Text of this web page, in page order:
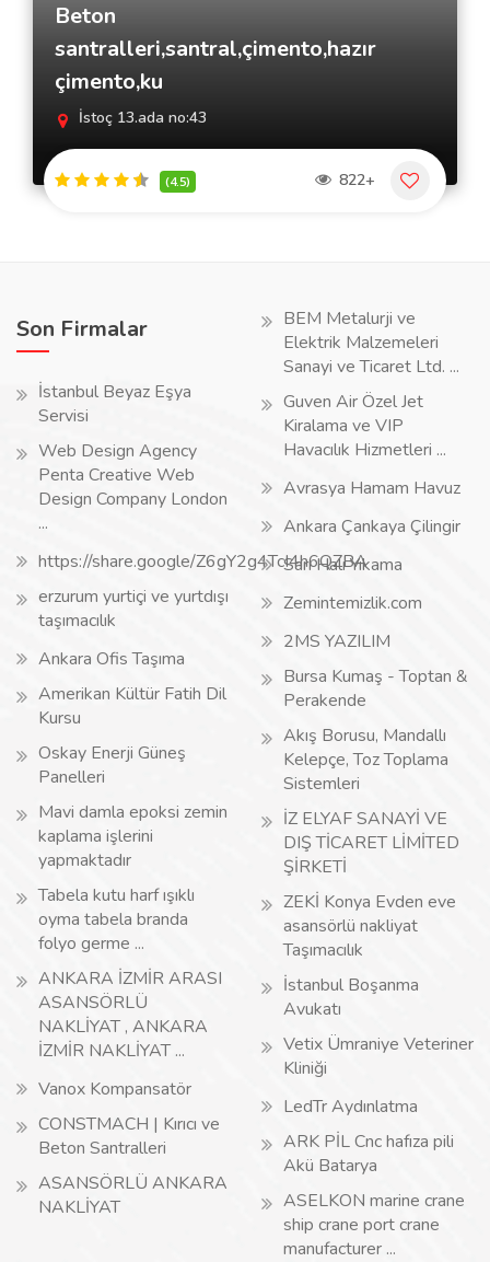
Beton
santralleri,santral,çimento,hazır
çimento,ku
İstoç 13.ada no:43
(4.5) 822+
Son Firmalar
İstanbul Beyaz Eşya
Servisi
Web Design Agency
Penta Creative Web
Design Company London
...
https://share.google/Z6gY2g4TcI4h6QZBA
erzurum yurtiçi ve yurtdışı
taşımacılık
Ankara Ofis Taşıma
Amerikan Kültür Fatih Dil
Kursu
Oskay Enerji Güneş
Panelleri
Mavi damla epoksi zemin
kaplama işlerini
yapmaktadır
Tabela kutu harf ışıklı
oyma tabela branda
folyo germe ...
ANKARA İZMİR ARASI
ASANSÖRLÜ
NAKLİYAT , ANKARA
İZMİR NAKLİYAT ...
Vanox Kompansatör
CONSTMACH | Kırıcı ve
Beton Santralleri
ASANSÖRLÜ ANKARA
NAKLİYAT
BEM Metalurji ve
Elektrik Malzemeleri
Sanayi ve Ticaret Ltd. ...
Guven Air Özel Jet
Kiralama ve VIP
Havacılık Hizmetleri ...
Avrasya Hamam Havuz
Ankara Çankaya Çilingir
Sarı Halı Yıkama
Zemintemizlik.com
2MS YAZILIM
Bursa Kumaş - Toptan &
Perakende
Akış Borusu, Mandallı
Kelepçe, Toz Toplama
Sistemleri
İZ ELYAF SANAYİ VE
DIŞ TİCARET LİMİTED
ŞİRKETİ
ZEKİ Konya Evden eve
asansörlü nakliyat
Taşımacılık
İstanbul Boşanma
Avukatı
Vetix Ümraniye Veteriner
Kliniği
LedTr Aydınlatma
ARK PİL Cnc hafıza pili
Akü Batarya
ASELKON marine crane
ship crane port crane
manufacturer ...